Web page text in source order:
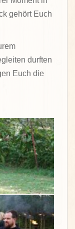
gehört Euch
durften
Euch die